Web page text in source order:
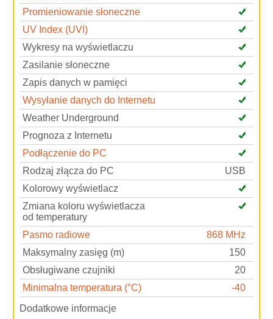
Promieniowanie słoneczne
UV Index (UVI)
Wykresy na wyświetlaczu
Zasilanie słoneczne
Zapis danych w pamięci
Wysyłanie danych do Internetu
Weather Underground
Prognoza z Internetu
Podłączenie do PC
Rodzaj złącza do PC
USB
Kolorowy wyświetlacz
Zmiana koloru wyświetlacza
od temperatury
Pasmo radiowe
868 MHz
Maksymalny zasięg (m)
150
Obsługiwane czujniki
20
Minimalna temperatura (°C)
-40
Dodatkowe informacje